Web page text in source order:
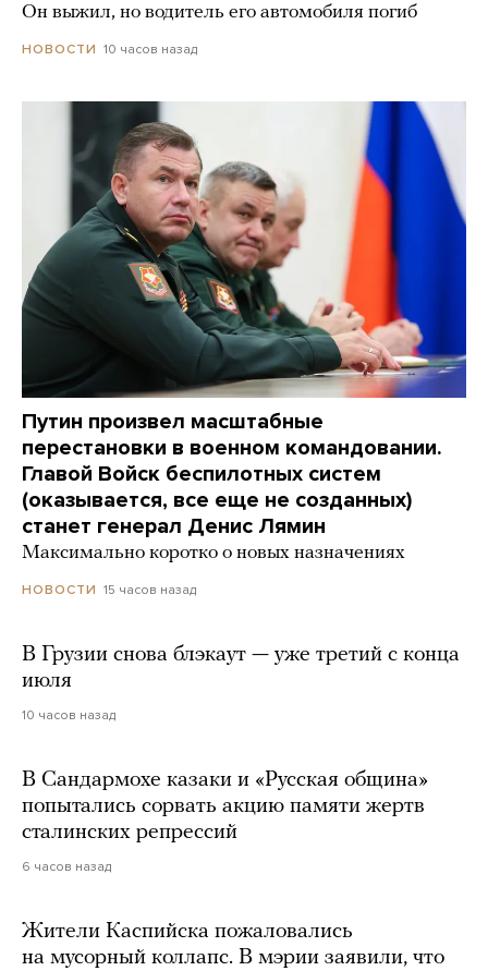
Он выжил, но водитель его автомобиля погиб
НОВОСТИ 10 часов назад
Путин произвел масштабные
перестановки в военном командовании.
Главой Войск беспилотных систем
(оказывается, все еще не созданных)
станет генерал Денис Лямин
Максимально коротко о новых назначениях
НОВОСТИ 15 часов назад
В Грузии снова блэкаут — уже третий с конца
июля
10 часов назад
В Сандармохе казаки и «Русская община»
попытались сорвать акцию памяти жертв
сталинских репрессий
6 часов назад
Жители Каспийска пожаловались
на мусорный коллапс. В мэрии заявили, что